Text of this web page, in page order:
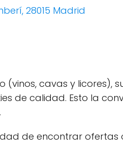
28015 Madrid
cavas y licores),
de calidad. Esto la
de encontrar ofertas